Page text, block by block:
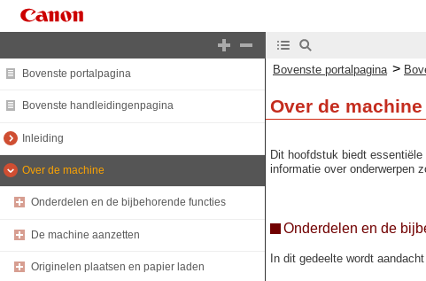
Bovenste portalpagina
Bovenste handleidingenpagina
Inleiding
Over de machine
Onderdelen en de bijbehorende functies
De machine aanzetten
Originelen plaatsen en papier laden
Bovenste portalpagina >
Over de machine
Dit hoofdstuk biedt
informatie over onderwerpen
Onderdelen en de
In dit gedeelte wordt